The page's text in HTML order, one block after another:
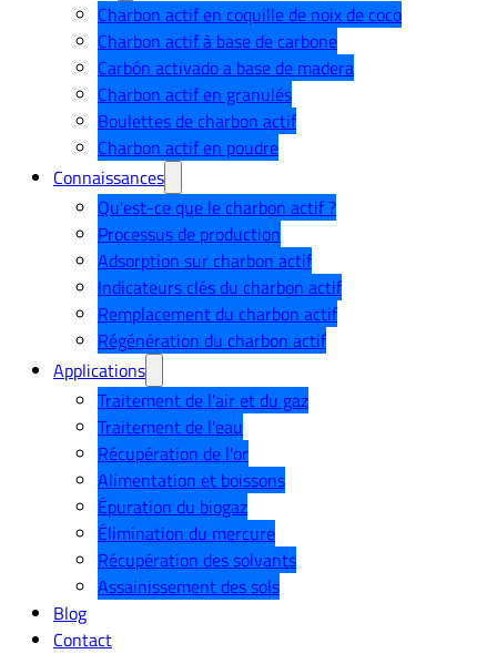
Charbon actif en coquille de noix de coco
Charbon actif à base de carbone
Carbón activado a base de madera
Charbon actif en granulés
Boulettes de charbon actif
Charbon actif en poudre
Connaissances
Qu'est-ce que le charbon actif ?
Processus de production
Adsorption sur charbon actif
Indicateurs clés du charbon actif
Remplacement du charbon actif
Régénération du charbon actif
Applications
Traitement de l'air et du gaz
Traitement de l'eau
Récupération de l'or
Alimentation et boissons
Épuration du biogaz
Élimination du mercure
Récupération des solvants
Assainissement des sols
Blog
Contact